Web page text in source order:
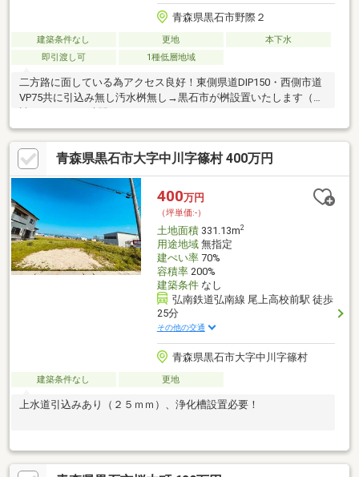
青森県黒石市野際２
建築条件なし 更地
本下水
即引渡し可
1種低層地域
二方路に面している為アクセス良好！東側県道DIP150・西側市道
VP75共に引込み無し汚水桝無し→黒石市が桝設置いたします（申
請から3ヶ月程時間を要します）
青森県黒石市大字中川字篠村 400万円
400万円
（坪単価:-）
土地面積331.13m2
用途地域無指定
建ぺい率70%
容積率200%
建築条件なし
弘南鉄道弘南線 尾上高校前駅 徒歩
25分
その他の交通
青森県黒石市大字中川字篠村
建築条件なし 更地
上水道引込みあり（２５ｍｍ）、浄化槽設置必要！